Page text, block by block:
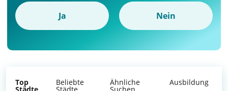
Ja Nein
Top Beliebte Ähnliche Ausbildung